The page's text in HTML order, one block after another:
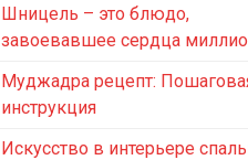
Шницель – это блюдо,
завоевавшее сердца
Муджадра рецепт:
инструкция
Искусство в интерьере